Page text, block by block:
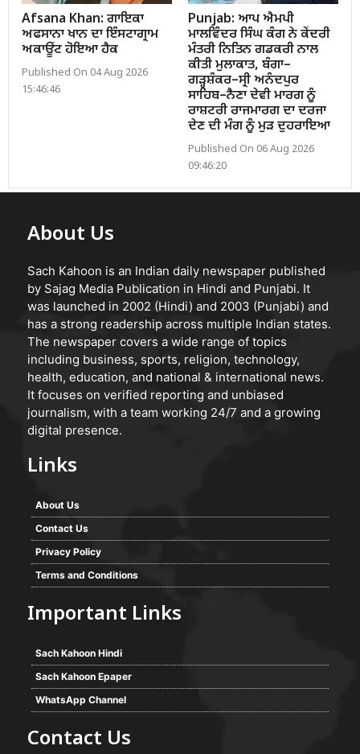
Afsana Khan: ਗਾਇਕਾ
ਅਫਸਾਨਾ ਖਾਨ ਦਾ ਇੰਸਟਾਗ੍ਰਾਮ
ਅਕਾਊਂਟ ਹੋਇਆ ਹੈਕ
Published On 04 Aug 2026
15:46:46
Punjab: ਆਪ ਐਮਪੀ
ਮਾਲਵਿੰਦਰ ਸਿੰਘ ਕੰਗ ਨੇ ਕੇਂਦਰੀ
ਮੰਤਰੀ ਨਿਤਿਨ ਗਡਕਰੀ ਨਾਲ
ਕੀਤੀ ਮੁਲਾਕਾਤ, ਬੰਗਾ–
ਗੜ੍ਹਸ਼ੰਕਰ–ਸ੍ਰੀ ਅਨੰਦਪੁਰ
ਸਾਹਿਬ–ਨੈਣਾ ਦੇਵੀ ਮਾਰਗ ਨੂੰ
ਰਾਸ਼ਟਰੀ ਰਾਜਮਾਰਗ ਦਾ ਦਰਜਾ
ਦੇਣ ਦੀ ਮੰਗ ਨੂੰ ਮੁੜ ਦੁਹਰਾਇਆ
Published On 06 Aug 2026
09:46:20
About Us
Sach Kahoon is an Indian daily newspaper published
by Sajag Media Publication in Hindi and Punjabi. It
was launched in 2002 (Hindi) and 2003 (Punjabi) and
has a strong readership across multiple Indian states.
The newspaper covers a wide range of topics
including business, sports, religion, technology,
health, education, and national & international news.
It focuses on verified reporting and unbiased
journalism, with a team working 24/7 and a growing
digital presence.
Links
About Us
Contact Us
Privacy Policy
Terms and Conditions
Important Links
Sach Kahoon Hindi
Sach Kahoon Epaper
WhatsApp Channel
Contact Us